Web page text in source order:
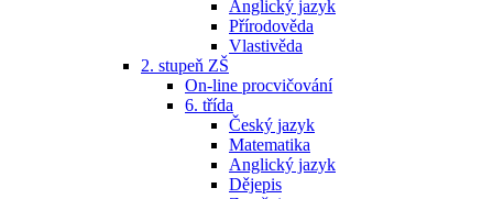
Anglický jazyk
Přírodověda
Vlastivěda
2. stupeň ZŠ
On-line procvičování
6. třída
Český jazyk
Matematika
Anglický jazyk
Dějepis